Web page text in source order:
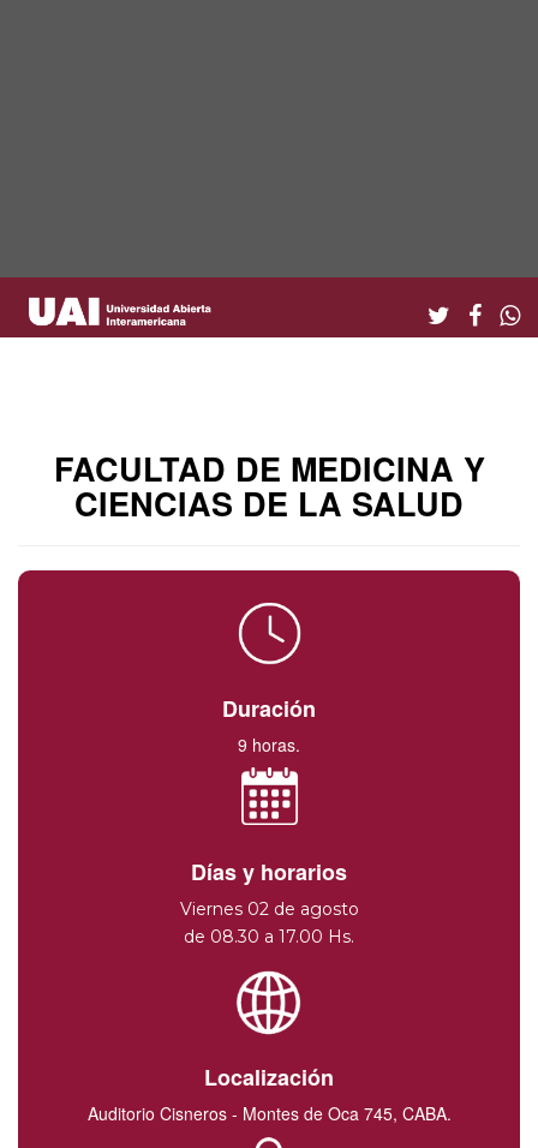
FACULTAD DE MEDICINA Y
CIENCIAS DE LA SALUD
Duración
9 horas.
Días y horarios
Viernes 02 de agosto
de 08.30 a 17.00 Hs.
Localización
Auditorio Cisneros - Montes de Oca 745, CABA.